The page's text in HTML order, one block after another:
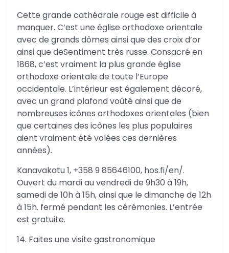
Cette grande cathédrale rouge est difficile à
manquer. C’est une église orthodoxe orientale
avec de grands dômes ainsi que des croix d’or
ainsi que deSentiment très russe. Consacré en
1868, c’est vraiment la plus grande église
orthodoxe orientale de toute l’Europe
occidentale. L’intérieur est également décoré,
avec un grand plafond voûté ainsi que de
nombreuses icônes orthodoxes orientales (bien
que certaines des icônes les plus populaires
aient vraiment été volées ces dernières
années).
Kanavakatu 1, +358 9 85646100, hos.fi/en/.
Ouvert du mardi au vendredi de 9h30 à 19h,
samedi de 10h à 15h, ainsi que le dimanche de 12h
à 15h. fermé pendant les cérémonies. L’entrée
est gratuite.
14. Faites une visite gastronomique